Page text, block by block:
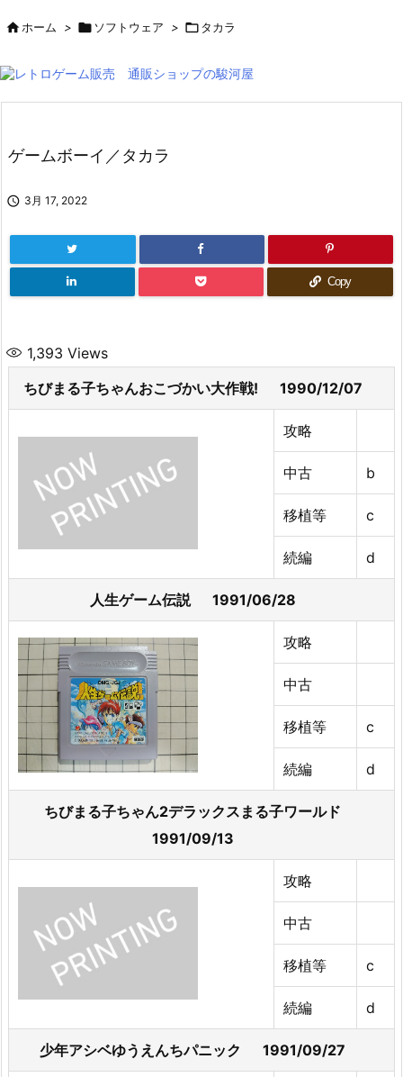
ホーム >  ソフトウェア > タカラ
ゲームボーイ／タカラ
 3月 17, 2022
Copy
1,393 Views
ちびまる子ちゃんおこづかい大作戦! 1990/12/07
攻略
中古 b
移植等 c
続編 d
人生ゲーム伝説 1991/06/28
攻略
中古
移植等 c
続編 d
ちびまる子ちゃん2デラックスまる子ワールド
1991/09/13
攻略
中古
移植等 c
続編 d
少年アシベゆうえんちパニック 1991/09/27